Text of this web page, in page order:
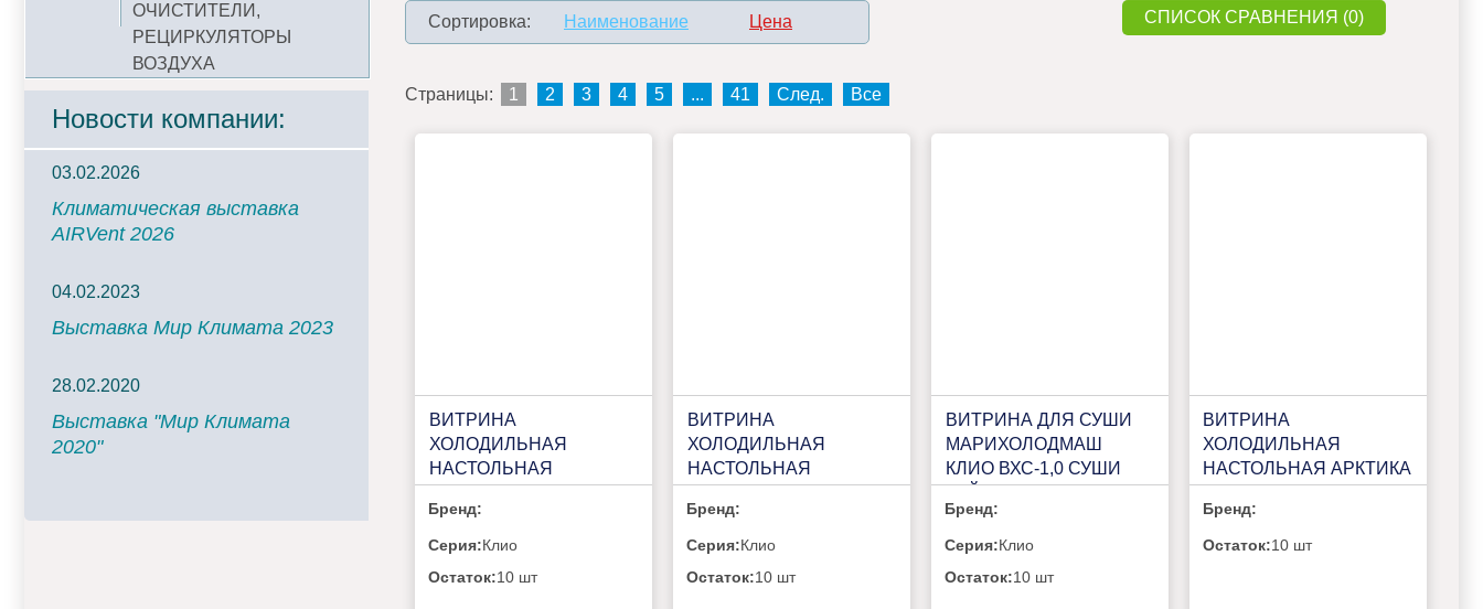
ОЧИСТИТЕЛИ,
РЕЦИРКУЛЯТОРЫ
ВОЗДУХА
Новости компании:
03.02.2026
Климатическая выставка
AIRVent 2026
04.02.2023
Выставка Мир Климата 2023
28.02.2020
Выставка "Мир Климата
2020"
Сортировка: Наименование Цена СПИСОК СРАВНЕНИЯ (0)
Страницы: 1 2 3 4 5 ... 41 След. Все
ВИТРИНА
ХОЛОДИЛЬНАЯ
НАСТОЛЬНАЯ
КЛИО ВХС-1,5
Бренд:
Серия:Клио
Остаток:10 шт
ВИТРИНА
ХОЛОДИЛЬНАЯ
НАСТОЛЬНАЯ
КЛИО ВХС-1,0
Бренд:
Серия:Клио
Остаток:10 шт
ВИТРИНА ДЛЯ СУШИ
МАРИХОЛОДМАШ
КЛИО ВХС-1,0 СУШИ
Бренд:
Серия:Клио
Остаток:10 шт
ВИТРИНА
ХОЛОДИЛЬНАЯ
НАСТОЛЬНАЯ АРКТИКА
Бренд:
Остаток:10 шт